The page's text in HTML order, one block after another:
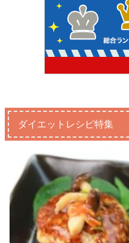
ダイエットレシピ特集